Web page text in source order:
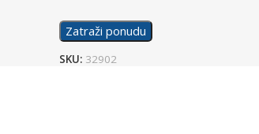
Zatraži ponudu
SKU: 32902